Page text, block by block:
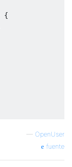
{
— OpenUser
fuente